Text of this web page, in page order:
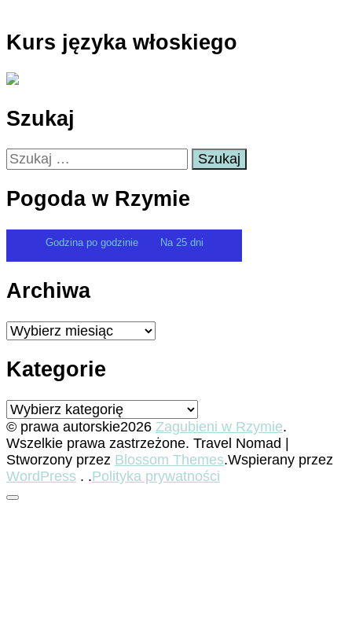
Kurs języka włoskiego
Szukaj
Szukaj:
Pogoda w Rzymie
Godzina po godzinie Na 25 dni
Archiwa
Archiwa
Kategorie
Kategorie
© prawa autorskie2026 Zagubieni w Rzymie.
Wszelkie prawa zastrzeżone. Travel Nomad |
Stworzony przez Blossom Themes.Wspierany przez
WordPress . .Polityka prywatności